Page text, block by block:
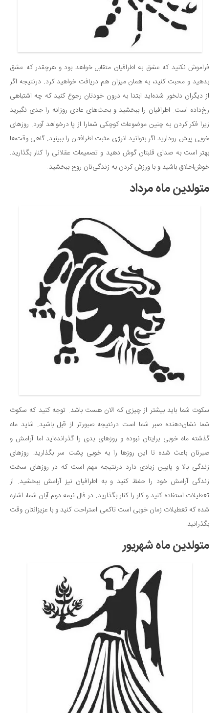
فراموش نکنید که عشق به اطرافیان متقابل خواهد بود و هرچقدر که عشق
بدهید و محبت کنید، به همان میزان هم دریافت خواهید کرد. درنتیجه اگر
از دیگران دلخور شده‌اید ابتدا به درون خودتان رجوع کنید که چه اشتباهی
رخ‌داده است. اطرافیان را ببخشید و بحث‌های عادی روزانه را جدی نگیرید
زیرا فکر کردن به چنین موضوعات کوچکی شمارا از پا درخواهد آورد. روزهای
خوبی پیش رودارید اگر بتوانید انرژی مثبت اطرافتان را ببینید. گاهی وقت‌ها
بهتر است به صدای قلبتان گوش دهید و تصمیمات عقلانی را کنار بگذارید.
خوش‌اخلاق باشید و با ورزش کردن به زندگی‌تان روح ببخشید.
متولدین ماه مرداد
سکوت شما باید بیشتر از چیزی که الان هست باشد. توجه کنید که سکوت
شما نشان‌دهنده صبر شما است درنتیجه صبورتر از قبل باشید. شاید ماه
گذشته ماه خوبی برایتان نبوده و روزهای بدی را گذرانده‌اید اما آرامش و
صبرتان باعث شده تا این روزها را به خوبی پشت سر بگذارید. روزهای
زندگی بالا و پایین زیادی دارد درنتیجه مهم است که در روزهای سخت
زندگی آرامش خود را حفظ کنید و به اطرافیان نیز آرامش ببخشید. از
تعطیلات استفاده کنید و کار را کنار بگذارید. در فال نیمه دوم آبان شما، اشاره
شده که تعطیلات زمان خوبی است تاکمی استراحت کنید و با عزیزانتان وقت
بگذرانید.
متولدین ماه شهریور